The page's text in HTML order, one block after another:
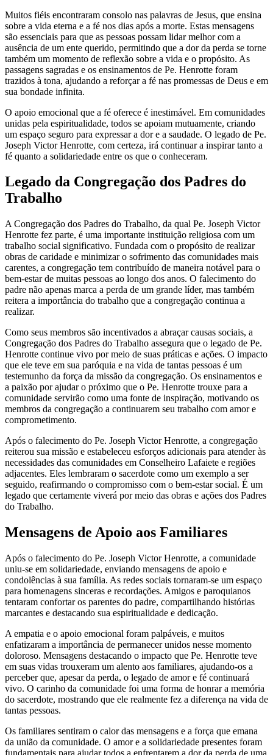
Muitos fiéis encontraram consolo nas palavras de Jesus, que ensina
sobre a vida eterna e a fé nos dias após a morte. Estas mensagens
são essenciais para que as pessoas possam lidar melhor com a
ausência de um ente querido, permitindo que a dor da perda se torne
também um momento de reflexão sobre a vida e o propósito. As
passagens sagradas e os ensinamentos de Pe. Henrotte foram
trazidos à tona, ajudando a reforçar a fé nas promessas de Deus e em
sua bondade infinita.
O apoio emocional que a fé oferece é inestimável. Em comunidades
unidas pela espiritualidade, todos se apoiam mutuamente, criando
um espaço seguro para expressar a dor e a saudade. O legado de Pe.
Joseph Victor Henrotte, com certeza, irá continuar a inspirar tanto a
fé quanto a solidariedade entre os que o conheceram.
Legado da Congregação dos Padres do
Trabalho
A Congregação dos Padres do Trabalho, da qual Pe. Joseph Victor
Henrotte fez parte, é uma importante instituição religiosa com um
trabalho social significativo. Fundada com o propósito de realizar
obras de caridade e minimizar o sofrimento das comunidades mais
carentes, a congregação tem contribuído de maneira notável para o
bem-estar de muitas pessoas ao longo dos anos. O falecimento do
padre não apenas marca a perda de um grande líder, mas também
reitera a importância do trabalho que a congregação continua a
realizar.
Com­o seus membros são incentivados a abraçar causas sociais, a
Congregação dos Padres do Trabalho assegura que o legado de Pe.
Henrotte continue vivo por meio de suas práticas e ações. O impacto
que ele teve em sua paróquia e na vida de tantas pessoas é um
testemunho da força da missão da congregação. Os ensinamentos e
a paixão por ajudar o próximo que o Pe. Henrotte trouxe para a
comunidade servirão como uma fonte de inspiração, motivando os
membros da congregação a continuarem seu trabalho com amor e
comprometimento.
Após o falecimento do Pe. Joseph Victor Henrotte, a congregação
reiterou sua missão e estabeleceu esforços adicionais para atender às
necessidades das comunidades em Conselheiro Lafaiete e regiões
adjacentes. Eles lembraram o sacerdote como um exemplo a ser
seguido, reafirmando o compromisso com o bem-estar social. É um
legado que certamente viverá por meio das obras e ações dos Padres
do Trabalho.
Mensagens de Apoio aos Familiares
Após o falecimento do Pe. Joseph Victor Henrotte, a comunidade
uniu-se em solidariedade, enviando mensagens de apoio e
condolências à sua família. As redes sociais tornaram-se um espaço
para homenagens sinceras e recordações. Amigos e paroquianos
tentaram confortar os parentes do padre, compartilhando histórias
marcantes e destacando sua espiritualidade e dedicação.
A empatia e o apoio emocional foram palpáveis, e muitos
enfatizaram a importância de permanecer unidos nesse momento
doloroso. Mensagens destacando o impacto que Pe. Henrotte teve
em suas vidas trouxeram um alento aos familiares, ajudando-os a
perceber que, apesar da perda, o legado de amor e fé continuará
vivo. O carinho da comunidade foi uma forma de honrar a memória
do sacerdote, mostrando que ele realmente fez a diferença na vida de
tantas pessoas.
Os familiares sentiram o calor das mensagens e a força que emana
da união da comunidade. O amor e a solidariedade presentes foram